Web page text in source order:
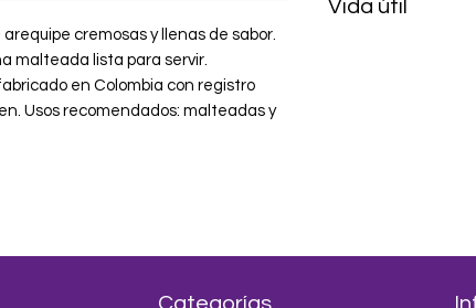
cremosas y llenas de sabor.
malteada lista para servir.
en Colombia con registro
Usos recomendados: malteadas y
líquida
Vida útil
Categorías